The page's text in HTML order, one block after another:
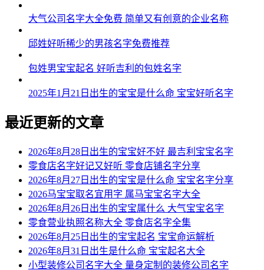
大气公司名字大全免费 简单又有创意的企业名称
邱姓好听稀少的男孩名字免费推荐
包姓男宝宝起名 好听吉利的包姓名字
2025年1月21日出生的宝宝是什么命 宝宝好听名字
最近更新的文章
2026年8月28日出生的宝宝好不好 最吉利宝宝名字
零食店名字好记又好听 零食店铺名字分享
2026年8月27日出生的宝宝是什么命 宝宝名字分享
2026马宝宝取名宜用字 属马宝宝名字大全
2026年8月26日出生的宝宝属什么 大气宝宝名字
零食营业执照名称大全 零食店名字全集
2026年8月25日出生的宝宝起名 宝宝命运解析
2026年8月31日出生是什么命 宝宝起名大全
小型装修公司名字大全 量身定制的装修公司名字